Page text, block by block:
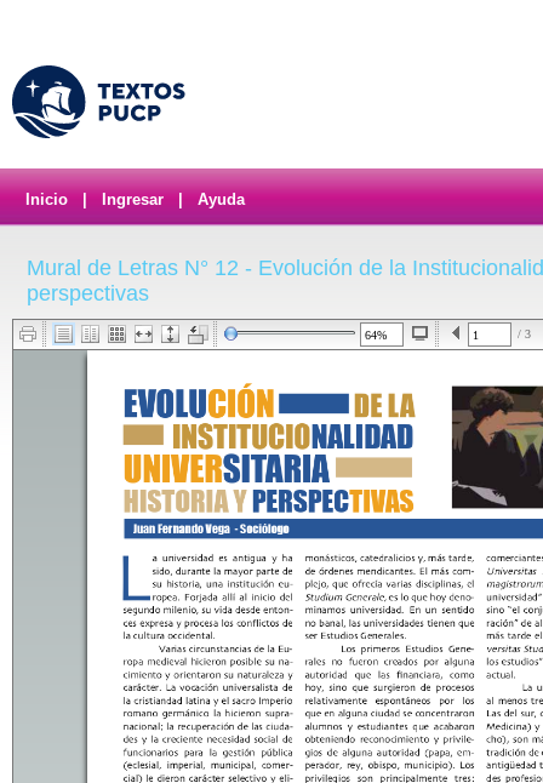
Inicio Ingresar Ayuda
Mural de Letras N° 12 - Evolución de la
perspectivas
/ 3